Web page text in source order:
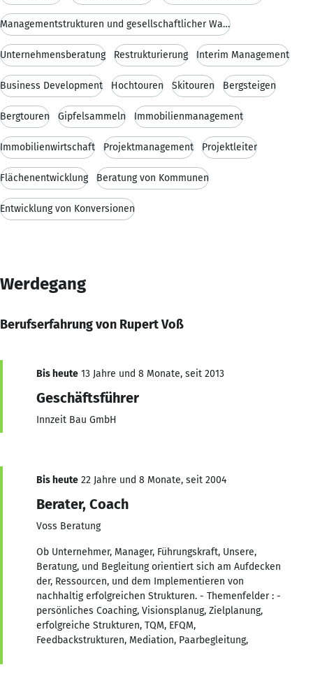
Managementstrukturen und gesellschaftlicher Wandel
Unternehmensberatung Restrukturierung Interim Management
Business Development Hochtouren Skitouren Bergsteigen
Bergtouren Gipfelsammeln Immobilienmanagement
Immobilienwirtschaft Projektmanagement Projektleiter
Flächenentwicklung Beratung von Kommunen
Entwicklung von Konversionen
Werdegang
Berufserfahrung von Rupert Voß
Bis heute 13 Jahre und 8 Monate, seit 2013
Geschäftsführer
Innzeit Bau GmbH
Bis heute 22 Jahre und 8 Monate, seit 2004
Berater, Coach
Voss Beratung
Ob Unternehmer, Manager, Führungskraft, Unsere,
Beratung, und Begleitung orientiert sich am Aufdecken
der, Ressourcen, und dem Implementieren von
nachhaltig erfolgreichen Strukturen. - Themenfelder : -
persönliches Coaching, Visionsplanug, Zielplanung,
erfolgreiche Strukturen, TQM, EFQM,
Feedbackstrukturen, Mediation, Paarbegleitung,